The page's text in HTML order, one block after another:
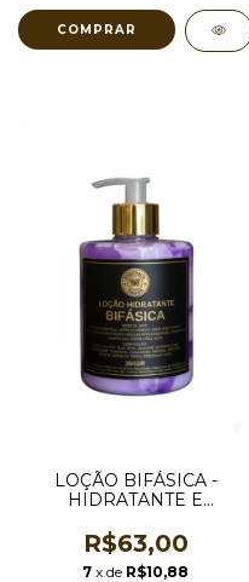
LOÇÃO BIFÁSICA -
HIDRATANTE E
R$63,00
7 x de R$10,88